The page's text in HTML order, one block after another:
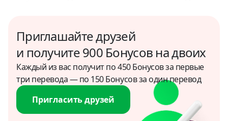
Приглашайте друзей
и получите 900 Бонусов на двоих
Каждый из вас получит по 450 Бонусов за первые
три перевода — по 150 Бонусов за один перевод
Пригласить друзей